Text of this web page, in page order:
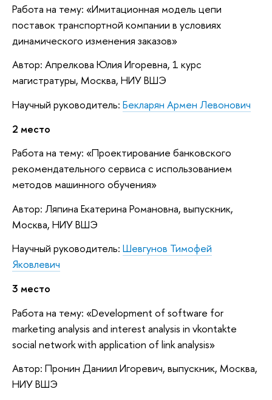
Работа на тему: «Имитационная модель цепи
поставок транспортной компании в условиях
динамического изменения заказов»
Автор: Апрелкова Юлия Игоревна, 1 курс
магистратуры, Москва, НИУ ВШЭ
Научный руководитель: Бекларян Армен Левонович
2 место
Работа на тему: «Проектирование банковского
рекомендательного сервиса с использованием
методов машинного обучения»
Автор: Ляпина Екатерина Романовна, выпускник,
Москва, НИУ ВШЭ
Научный руководитель: Шевгунов Тимофей
Яковлевич
3 место
Работа на тему: «Development of software for
marketing analysis and interest analysis in vkontakte
social network with application of link analysis»
Автор: Пронин Даниил Игоревич, выпускник, Москва,
НИУ ВШЭ